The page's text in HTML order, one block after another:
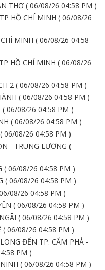
THƠ ( 06/08/26 04:58 PM )
HỒ CHÍ MINH ( 06/08/26
MINH ( 06/08/26 04:58
HỒ CHÍ MINH ( 06/08/26
2 ( 06/08/26 04:58 PM )
( 06/08/26 04:58 PM )
( 06/08/26 04:58 PM )
( 06/08/26 04:58 PM )
06/08/26 04:58 PM )
- TRUNG LƯƠNG (
( 06/08/26 04:58 PM )
( 06/08/26 04:58 PM )
08/26 04:58 PM )
( 06/08/26 04:58 PM )
( 06/08/26 04:58 PM )
( 06/08/26 04:58 PM )
ĐẾN TP. CẨM PHẢ -
PM )
( 06/08/26 04:58 PM )